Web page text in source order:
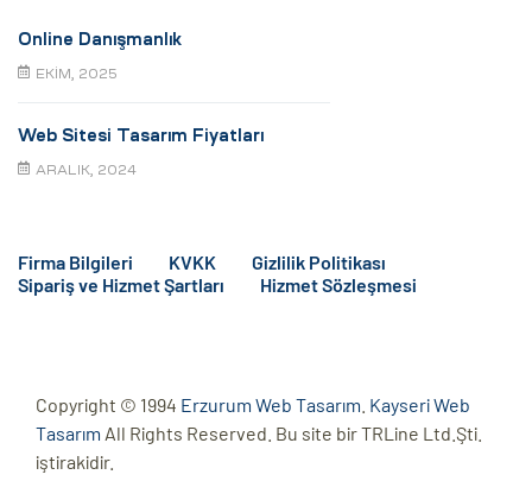
Online Danışmanlık
EKIM, 2025
Web Sitesi Tasarım Fiyatları
ARALIK, 2024
Firma Bilgileri KVKK
Gizlilik Politikası
Sipariş ve Hizmet Şartları
Hizmet Sözleşmesi
Copyright © 1994 Erzurum Web Tasarım Kayseri Web
Tasarım All Rights Reserved. Bu site bir TRLine Ltd.Şti.
iştirakidir.